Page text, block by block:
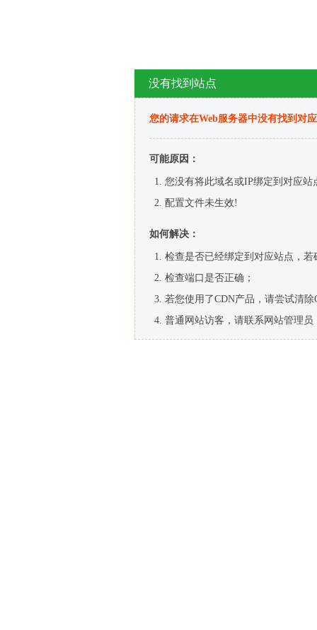
没有找到站点
您的请求在Web服务器中没有找到对
可能原因：
您没有将此域名或IP绑定到对应站
配置文件未生效!
如何解决：
检查是否已经绑定到对应站点，
检查端口是否正确；
若您使用了CDN产品，请尝试清除
普通网站访客，请联系网站管理员